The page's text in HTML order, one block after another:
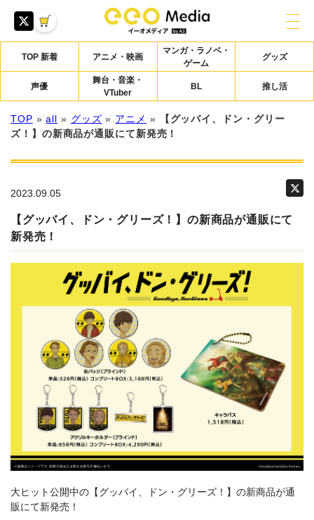
TOP 新着 アニメ・映画
マンガ・ラノベ・
ゲーム
グッズ
声優
舞台・音楽・
VTuber
BL 推し活
TOP »all » グッズ » アニメ »
【グッバイ、ドン・グリー
ズ！】の新商品が通販にて新発売！
2023.09.05
【グッバイ、ドン・グリーズ！】の新商品が通販にて
新発売！
大ヒット公開中の【グッバイ、ドン・グリーズ！】の新商品が通
販にて新発売！